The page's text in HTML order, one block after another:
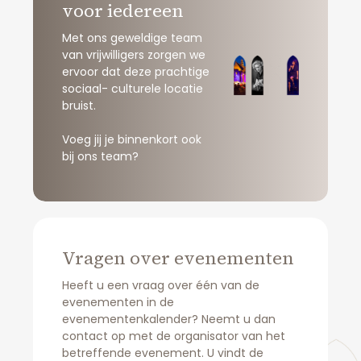
Tot de taken behoren:
Ideeën voor de programmering
bedenken en delen met bestuur en
Verder invulling geven aan de
meerjarenvisie, in samenwerking met de
Signaleren van mogelijkheden op het
Samenwerken in het bestuur
Maandelijkse bestuursvergadering
Wat bieden wij:
Een inhoudelijk zeer interessante uitdaging,
voor iedereen
Met ons geweldige team
van vrijwilligers zorgen we
ervoor dat deze prachtige
sociaal- culturele locatie
bruist.
Voeg jij je binnenkort ook
bij ons team?
Vragen over evenementen
Heeft u een vraag over één van de
evenementen in de
evenementenkalender? Neemt u dan
contact op met de organisator van het
betreffende evenement. U vindt de